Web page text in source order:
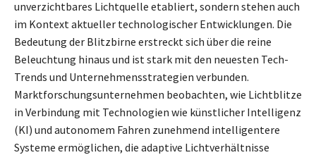
unverzichtbares Lichtquelle etabliert, sondern stehen auch
im Kontext aktueller technologischer Entwicklungen. Die
Bedeutung der Blitzbirne erstreckt sich über die reine
Beleuchtung hinaus und ist stark mit den neuesten Tech-
Trends und Unternehmensstrategien verbunden.
Marktforschungsunternehmen beobachten, wie Lichtblitze
in Verbindung mit Technologien wie künstlicher Intelligenz
(KI) und autonomem Fahren zunehmend intelligentere
Systeme ermöglichen, die adaptive Lichtverhältnisse